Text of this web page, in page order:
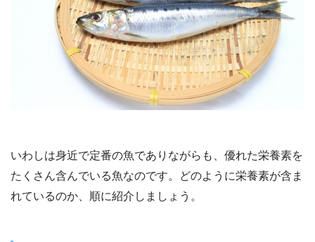
いわしは身近で定番の魚でありながらも、優れた栄養素を
たくさん含んでいる魚なのです。どのように栄養素が含ま
れているのか、順に紹介しましょう。